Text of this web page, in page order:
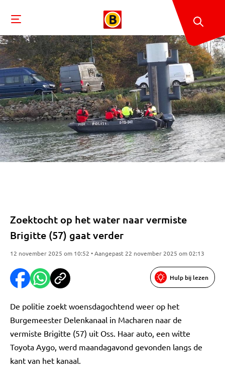
Zoektocht op het water naar vermiste
Brigitte (57) gaat verder
12 november 2025 om 10:52 • Aangepast 22 november 2025 om 02:13
Hulp bij lezen
De politie zoekt woensdagochtend weer op het
Burgemeester Delenkanaal in Macharen naar de
vermiste Brigitte (57) uit Oss. Haar auto, een witte
Toyota Aygo, werd maandagavond gevonden langs de
kant van het kanaal.